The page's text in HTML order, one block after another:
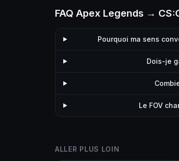
FAQ Apex Legends →
Pourquoi ma sens
Dois-je
Le FOV
ALLER PLUS LOIN